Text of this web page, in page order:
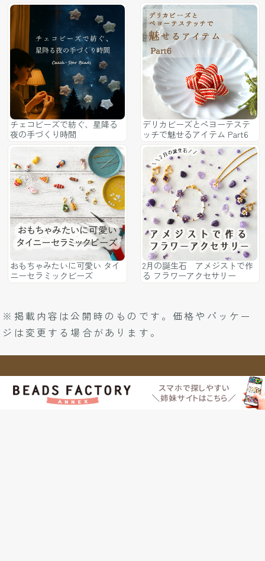
チェコビーズで紡ぐ、星降る
夜の手づくり時間
デリカビーズとペヨーテステ
ッチで魅せるアイテム Part6
おもちゃみたいに可愛い タイ
ニーセラミックビーズ
2月の誕生石 アメジストで作
る フラワーアクセサリー
※掲載内容は公開時のものです。価格やパッケー
ジは変更する場合があります。
シードビーズのご紹介
営業日カレンダー